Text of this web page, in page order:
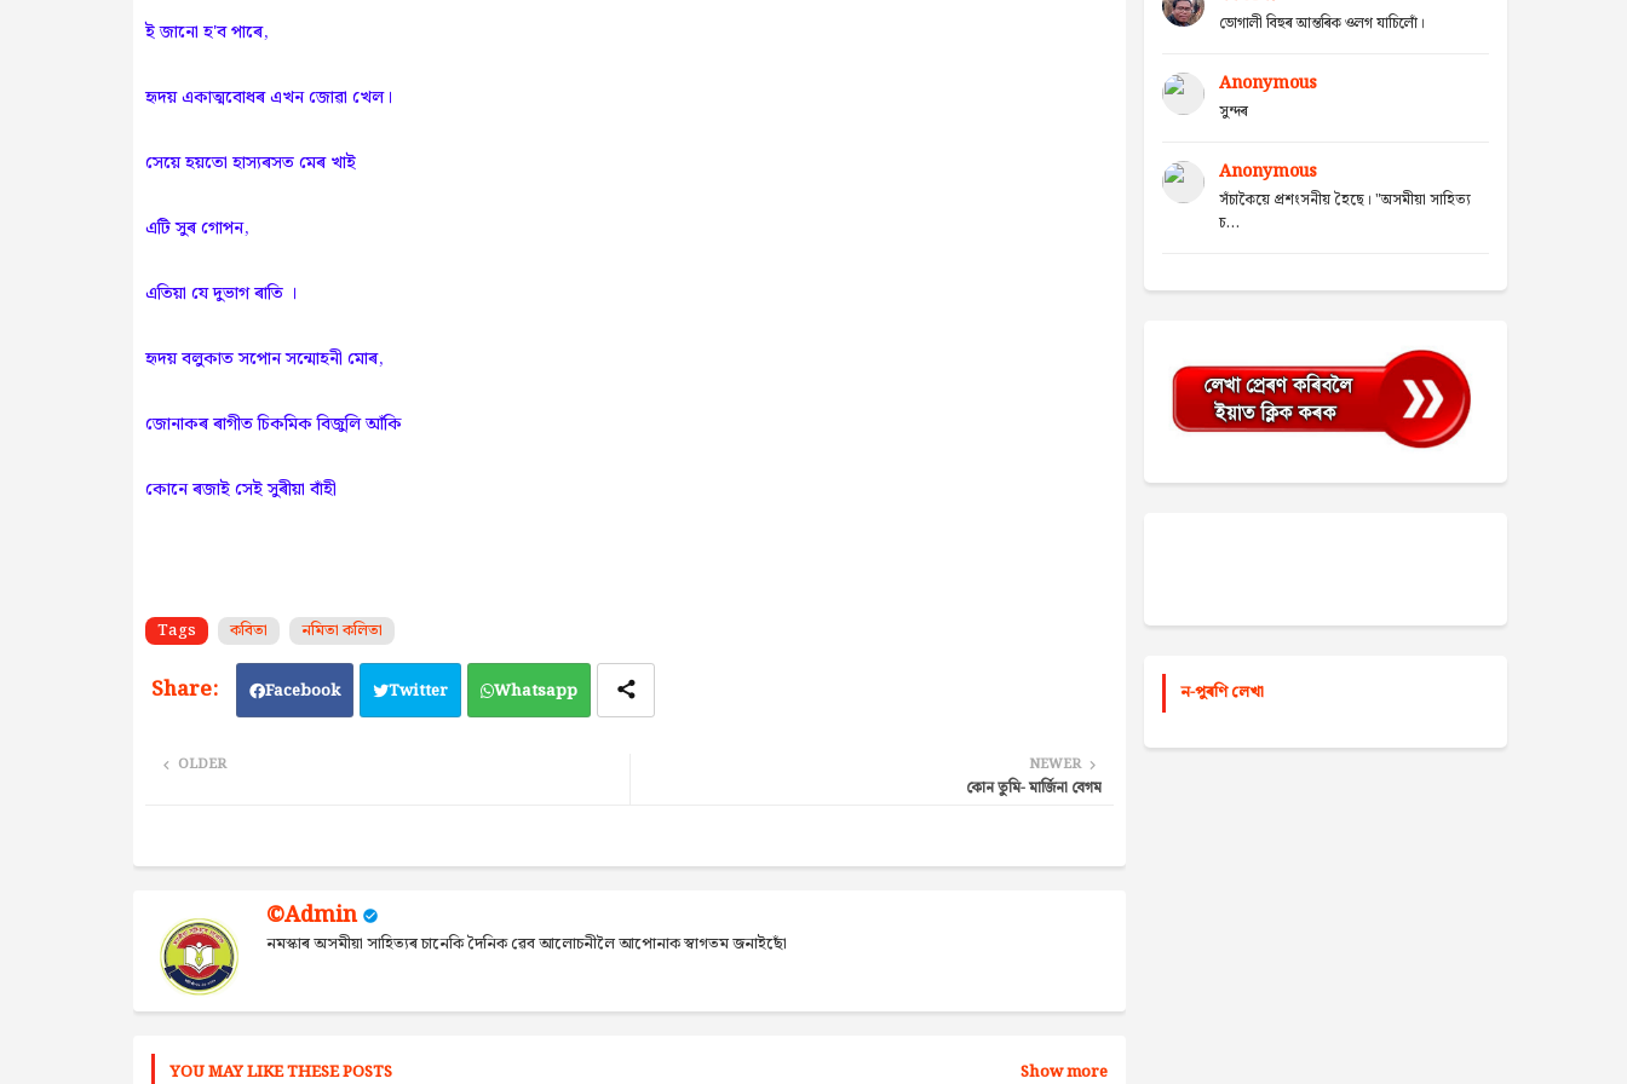
ই জানো হ'ব পাৰে,
হৃদয় একাত্মবোধৰ এখন জোৱা খেল।
সেয়ে হয়তো হাস্যৰসত মেৰ খাই
এটি সুৰ গোপন,
এতিয়া যে দুভাগ ৰাতি ।
হৃদয় বলুকাত সপোন সন্মোহনী মোৰ,
জোনাকৰ ৰাগীত চিকমিক বিজুলি আঁকি
কোনে ৰজাই সেই সুৰীয়া বাঁহী
Tags কবিতা নমিতা কলিতা
Facebook Twitter Whatsapp
NEWER
কোন তুমি- মাৰ্জিনা বেগম
OLDER
©Admin
নমস্কাৰ অসমীয়া সাহিত্যৰ চানেকি দৈনিক ৱেব আলোচনীলৈ আপোনাক স্বাগতম জনাইছোঁ
YOU MAY LIKE THESE POSTS Show more
ভোগালী বিহুৰ আন্তৰিক ওলগ যাচিলোঁ।
Anonymous
সুন্দৰ
Anonymous
সঁচাকৈয়ে প্ৰশংসনীয় হৈছে। "অসমীয়া সাহিত্য
চ...
ন-পুৰণি লেখা